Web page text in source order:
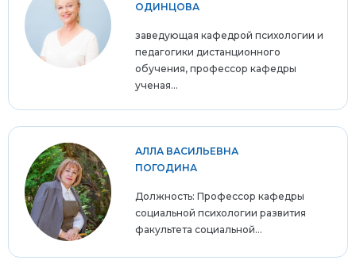
ОДИНЦОВА
заведующая кафедрой психологии и
педагогики дистанционного
обучения, профессор кафедры
ученая...
АЛЛА ВАСИЛЬЕВНА
ПОГОДИНА
Должность: Профессор кафедры
социальной психологии развития
факультета социальной...